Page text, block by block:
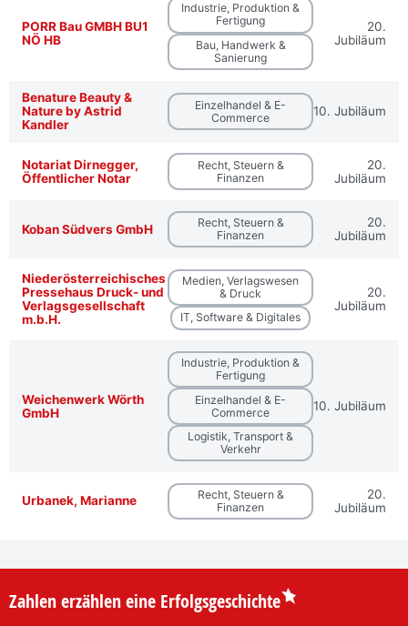
PORR Bau GMBH BU1
NÖ HB
Industrie, Produktion &
Fertigung
Bau, Handwerk &
Sanierung
20.
Jubiläum
Benature Beauty &
Nature by Astrid
Kandler
Einzelhandel & E-
Commerce
10. Jubiläum
Notariat Dirnegger,
Öffentlicher Notar
Recht, Steuern &
Finanzen
20.
Jubiläum
Koban Südvers GmbH
Recht, Steuern &
Finanzen
20.
Jubiläum
Niederösterreichisches
Pressehaus Druck- und
Verlagsgesellschaft
m.b.H.
Medien, Verlagswesen
& Druck
IT, Software & Digitales
20.
Jubiläum
Weichenwerk Wörth
GmbH
Industrie, Produktion &
Fertigung
Einzelhandel & E-
Commerce
Logistik, Transport &
Verkehr
10. Jubiläum
Urbanek, Marianne
Recht, Steuern &
Finanzen
20.
Jubiläum
Zahlen erzählen eine Erfolgsgeschichte